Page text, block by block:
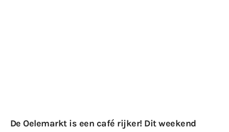
De Oelemarkt is een café rijker! Dit weekend